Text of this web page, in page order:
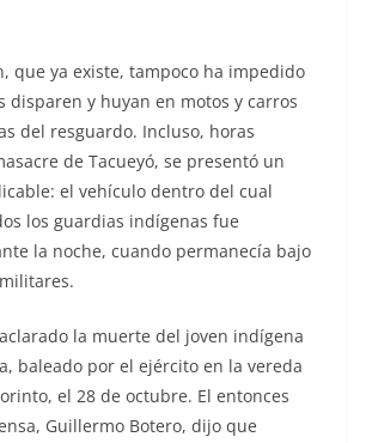
que ya existe, tampoco ha impedido
disparen y huyan en motos y carros
del resguardo. Incluso, horas
de Tacueyó, se presentó un
el vehículo dentro del cual
los guardias indígenas fue
la noche, cuando permanecía bajo
la muerte del joven indígena
baleado por el ejército en la vereda
el 28 de octubre. El entonces
Guillermo Botero, dijo que